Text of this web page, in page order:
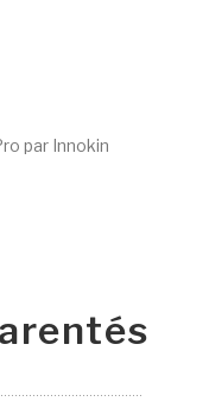
par Innokin